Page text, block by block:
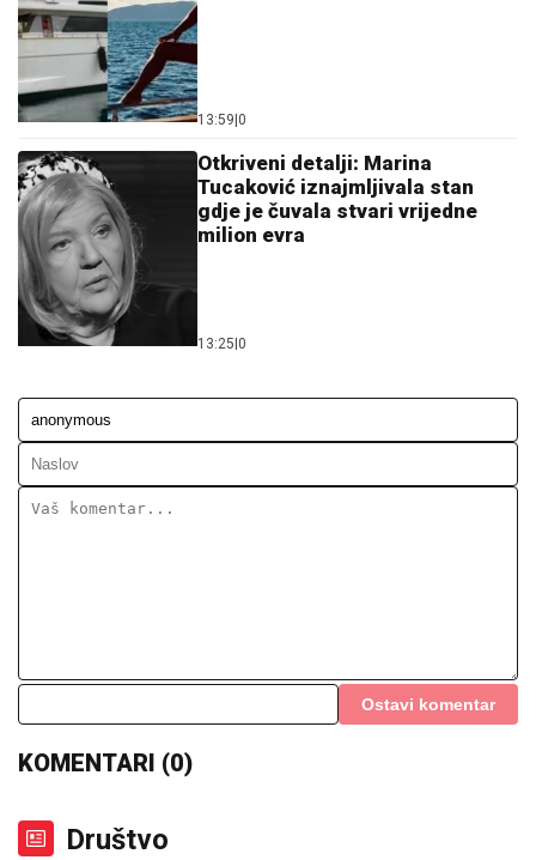
13:59|0
Otkriveni detalji: Marina
Tucaković iznajmljivala stan
gdje je čuvala stvari vrijedne
milion evra
13:25|0
Ostavi komentar
KOMENTARI (0)
Društvo